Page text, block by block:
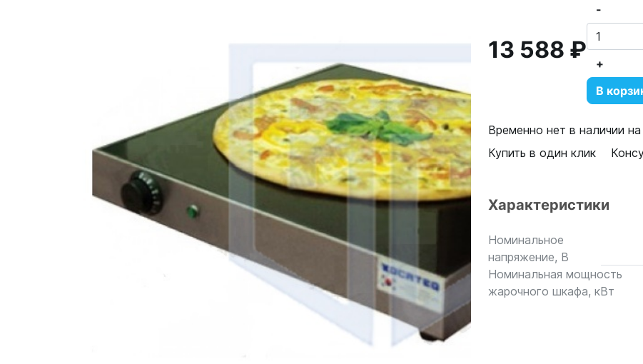
13 588 ₽
-
+
В
Временно нет в наличии
Купить в один клик
Характеристики
Номинальное
напряжение, В
Номинальная мощность
жарочного шкафа, кВт